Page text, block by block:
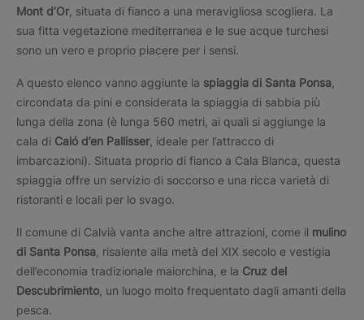
Mont d’Or, situata di fianco a una meravigliosa scogliera. La
sua fitta vegetazione mediterranea e le sue acque turchesi
sono un vero e proprio piacere per i sensi.
A questo elenco vanno aggiunte la spiaggia di Santa Ponsa
circondata da pini e considerata la spiaggia di sabbia più
lunga della zona (è lunga 560 metri, ai quali si aggiunge la
cala di Caló d’en Pallisser, ideale per l’attracco di
imbarcazioni). Situata proprio di fianco a Cala Blanca, questa
spiaggia offre un servizio di soccorso e una ricca varietà di
ristoranti e locali per lo svago.
Il comune di Calvià vanta anche altre attrazioni, come il mulino
di Santa Ponsa , risalente alla metà del XIX secolo e vestigia
dell’economia tradizionale maiorchina, e la Cruz del
Descubrimiento , un luogo molto frequentato dagli amanti della
pesca.